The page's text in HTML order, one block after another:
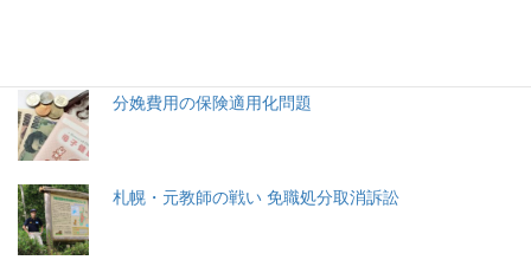
分娩費用の保険適用化問題
札幌・元教師の戦い 免職処分取消訴訟